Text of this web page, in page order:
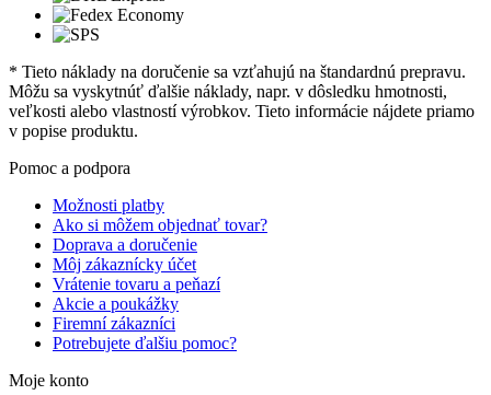
* Tieto náklady na doručenie sa vzťahujú na štandardnú prepravu.
Môžu sa vyskytnúť ďalšie náklady, napr. v dôsledku hmotnosti,
veľkosti alebo vlastností výrobkov. Tieto informácie nájdete priamo
v popise produktu.
Pomoc a podpora
Možnosti platby
Ako si môžem objednať tovar?
Doprava a doručenie
Môj zákaznícky účet
Vrátenie tovaru a peňazí
Akcie a poukážky
Firemní zákazníci
Potrebujete ďalšiu pomoc?
Moje konto